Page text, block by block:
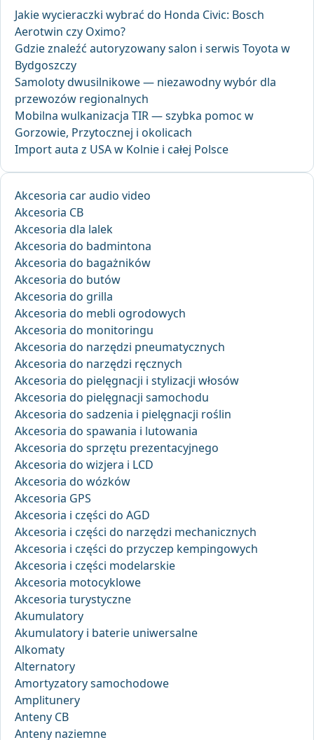
Jakie wycieraczki wybrać do Honda Civic: Bosch
Aerotwin czy Oximo?
Gdzie znaleźć autoryzowany salon i serwis Toyota w
Bydgoszczy
Samoloty dwusilnikowe — niezawodny wybór dla
przewozów regionalnych
Mobilna wulkanizacja TIR — szybka pomoc w
Gorzowie, Przytocznej i okolicach
Import auta z USA w Kolnie i całej Polsce
Akcesoria car audio video
Akcesoria CB
Akcesoria dla lalek
Akcesoria do badmintona
Akcesoria do bagażników
Akcesoria do butów
Akcesoria do grilla
Akcesoria do mebli ogrodowych
Akcesoria do monitoringu
Akcesoria do narzędzi pneumatycznych
Akcesoria do narzędzi ręcznych
Akcesoria do pielęgnacji i stylizacji włosów
Akcesoria do pielęgnacji samochodu
Akcesoria do sadzenia i pielęgnacji roślin
Akcesoria do spawania i lutowania
Akcesoria do sprzętu prezentacyjnego
Akcesoria do wizjera i LCD
Akcesoria do wózków
Akcesoria GPS
Akcesoria i części do AGD
Akcesoria i części do narzędzi mechanicznych
Akcesoria i części do przyczep kempingowych
Akcesoria i części modelarskie
Akcesoria motocyklowe
Akcesoria turystyczne
Akumulatory
Akumulatory i baterie uniwersalne
Alkomaty
Alternatory
Amortyzatory samochodowe
Amplitunery
Anteny CB
Anteny naziemne